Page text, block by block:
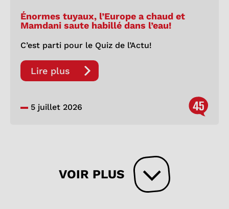
Énormes tuyaux, l’Europe a chaud et
Mamdani saute habillé dans l’eau!
C’est parti pour le Quiz de l’Actu!
Lire plus
5 juillet 2026 45
VOIR PLUS